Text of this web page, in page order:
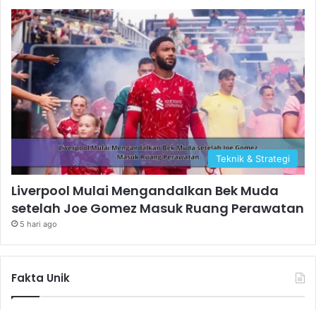
Teknik & Strategi
Liverpool Mulai Mengandalkan Bek Muda
setelah Joe Gomez Masuk Ruang Perawatan
5 hari ago
Fakta Unik